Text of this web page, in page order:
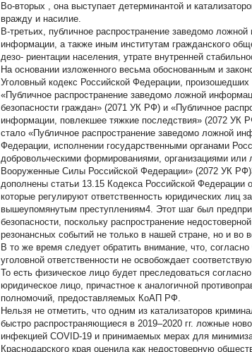
Во-вторых , она выступает детерминантой и
вражду и насилие.
В-третьих, публичное распространение заведомо
информации, а также иным институтам гражданского
дезо- риентации населения, утрате внутренней
На основании изложенного весьма обоснованным и
Уголовный кодекс Российской Федерации,
«Публичное распространение заведомо ложной
безопасности граждан» (2071 УК РФ) и «Публичное
информации, повлекшее тяжкие последствия» (2072 УК
стало «Публичное распространение заведомо ложной
Федерации, исполнении государственными органами
добровольческими формированиями, организациями
Вооруженные Силы Российской Федерации» (2072 УК
дополнены статьи 13.15 Кодекса Российской
которые регулируют ответственность юридических лиц
вышеупомянутым преступлениям4. Этот шаг был
безопасности, поскольку распространение
резонансных событий не только в нашей стране, но и во
В то же время следует обратить внимание, что,
уголовной ответственности не освобождает
То есть физическое лицо будет преследоваться
юридическое лицо, причастное к аналогичной
полномочий, предоставляемых КоАП РФ.
Нельзя не отметить, что одним из катализаторов
быстро распространяющиеся в 2019–2020 гг. ложные
инфекцией COVID-19 и принимаемых мерах для
Краснодарского края оценила как недостоверную